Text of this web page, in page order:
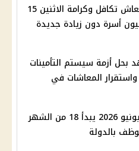
موعد صرف معاش تكافل وكرامة الاثنين 15
بحل أزمة سيستم التأمينات
المعاشات في
صرف مرتبات يونيو 2026 يبدأ 18 من الشهر